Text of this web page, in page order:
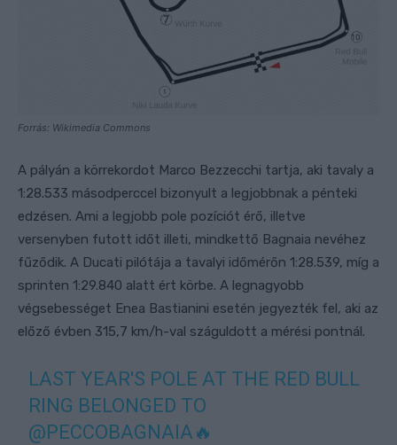
Forrás: Wikimedia Commons
A pályán a körrekordot Marco Bezzecchi tartja, aki tavaly a
1:28.533 másodperccel bizonyult a legjobbnak a pénteki
edzésen. Ami a legjobb pole pozíciót érő, illetve
versenyben futott időt illeti, mindkettő Bagnaia nevéhez
fűződik. A Ducati pilótája a tavalyi időmérőn 1:28.539, míg a
sprinten 1:29.840 alatt ért körbe. A legnagyobb
végsebességet Enea Bastianini esetén jegyezték fel, aki az
előző évben 315,7 km/h-val száguldott a mérési pontnál.
LAST YEAR'S POLE AT THE RED BULL
RING BELONGED TO
@PECCOBAGNAIA 🔥